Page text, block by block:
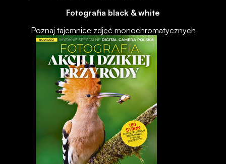
Fotografia black & white
Poznaj tajemnice zdjęć monochromatycznych